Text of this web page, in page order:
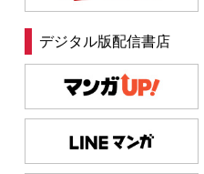
デジタル版配信書店